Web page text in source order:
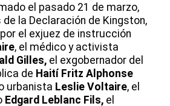
el pasado 21 de marzo,
la Declaración de Kingston,
el exjuez de instrucción
, el médico y activista
Gilles, el exgobernador del
de Haití Fritz Alphonse
urbanista Leslie Voltaire, el
Edgard Leblanc Fils, el